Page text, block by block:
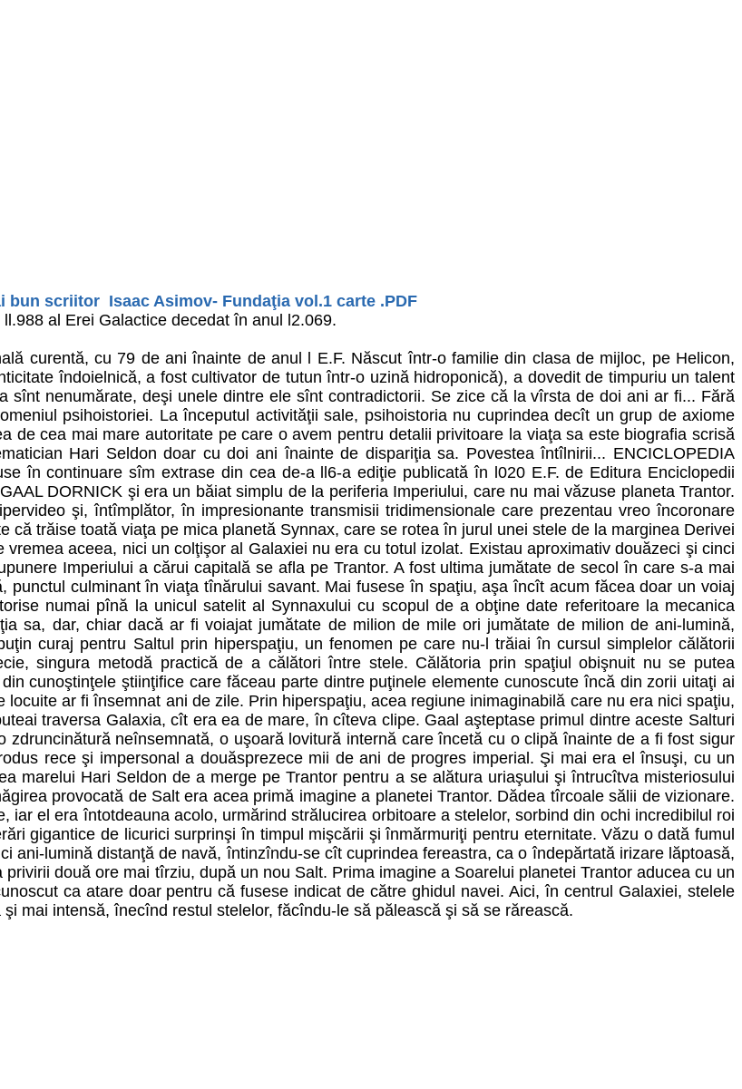
scriitor Isaac Asimov- Fundaţia vol.1 carte .PDF
al Erei Galactice decedat în anul l2.069.
curentă, cu 79 de ani înainte de anul l E.F. Născut într-o familie din clasa de mijloc, pe Helicon,
îndoielnică, a fost cultivator de tutun într-o uzină hidroponică), a dovedit de timpuriu un talent
sînt nenumărate, deşi unele dintre ele sînt contradictorii. Se zice că la vîrsta de doi ani ar fi... Fără
psihoistoriei. La începutul activităţii sale, psihoistoria nu cuprindea decît un grup de axiome
de cea mai mare autoritate pe care o avem pentru detalii privitoare la viaţa sa este biografia scrisă
Hari Seldon doar cu doi ani înainte de dispariţia sa. Povestea întîlnirii... ENCICLOPEDIA
în continuare sîm extrase din cea de-a ll6-a ediţie publicată în l020 E.F. de Editura Enciclopedii
DORNICK şi era un băiat simplu de la periferia Imperiului, care nu mai văzuse planeta Trantor.
şi, întîmplător, în impresionante transmisii tridimensionale care prezentau vreo încoronare
că trăise toată viaţa pe mica planetă Synnax, care se rotea în jurul unei stele de la marginea Derivei
aceea, nici un colţişor al Galaxiei nu era cu totul izolat. Existau aproximativ douăzeci şi cinci
Imperiului a cărui capitală se afla pe Trantor. A fost ultima jumătate de secol în care s-a mai
punctul culminant în viaţa tînărului savant. Mai fusese în spaţiu, aşa încît acum făcea doar un voiaj
numai pînă la unicul satelit al Synnaxului cu scopul de a obţine date referitoare la mecanica
sa, dar, chiar dacă ar fi voiajat jumătate de milion de mile ori jumătate de milion de ani-lumină,
curaj pentru Saltul prin hiperspaţiu, un fenomen pe care nu-l trăiai în cursul simplelor călătorii
singura metodă practică de a călători între stele. Călătoria prin spaţiul obişnuit nu se putea
cunoştinţele ştiinţifice care făceau parte dintre puţinele elemente cunoscute încă din zorii uitaţi ai
ar fi însemnat ani de zile. Prin hiperspaţiu, acea regiune inimaginabilă care nu era nici spaţiu,
traversa Galaxia, cît era ea de mare, în cîteva clipe. Gaal aşteptase primul dintre aceste Salturi
neînsemnată, o uşoară lovitură internă care încetă cu o clipă înainte de a fi fost sigur
rece şi impersonal a douăsprezece mii de ani de progres imperial. Şi mai era el însuşi, cu un
marelui Hari Seldon de a merge pe Trantor pentru a se alătura uriaşului şi întrucîtva misteriosului
provocată de Salt era acea primă imagine a planetei Trantor. Dădea tîrcoale sălii de vizionare.
el era întotdeauna acolo, urmărind strălucirea orbitoare a stelelor, sorbind din ochi incredibilul roi
gigantice de licurici surprinşi în timpul mişcării şi înmărmuriţi pentru eternitate. Văzu o dată fumul
ani-lumină distanţă de navă, întinzîndu-se cît cuprindea fereastra, ca o îndepărtată irizare lăptoasă,
două ore mai tîrziu, după un nou Salt. Prima imagine a Soarelui planetei Trantor aducea cu un
ca atare doar pentru că fusese indicat de către ghidul navei. Aici, în centrul Galaxiei, stelele
mai intensă, înecînd restul stelelor, făcîndu-le să pălească şi să se rărească.